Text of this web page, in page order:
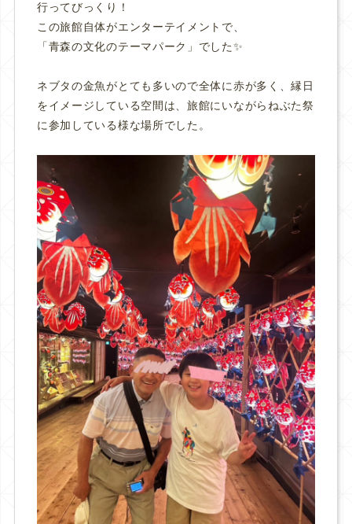
行ってびっくり！
この旅館自体がエンターテイメントで、
「青森の文化のテーマパーク」でした✨
ネブタの金魚がとても多いので全体に赤が多く、縁日
をイメージしている空間は、旅館にいながらねぶた祭
に参加している様な場所でした。